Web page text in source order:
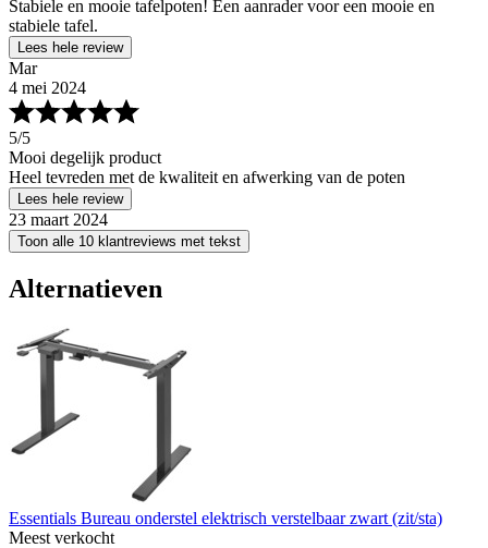
Stabiele en mooie tafelpoten! Een aanrader voor een mooie en
stabiele tafel.
Lees hele review
Mar
4 mei 2024
5/5
Mooi degelijk product
Heel tevreden met de kwaliteit en afwerking van de poten
Lees hele review
23 maart 2024
Toon alle 10 klantreviews met tekst
Alternatieven
Essentials Bureau onderstel elektrisch verstelbaar zwart (zit/sta)
Meest verkocht